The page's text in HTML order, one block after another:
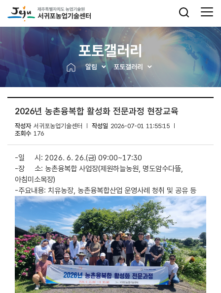
포토갤러리
알림 포토갤러리
2026년 농촌융복합 활성화 전문과정 현장교육
작성자 서귀포농업기술센터 작성일 2026-07-01 11:55:15
조회수 176
-일 시: 2026. 6. 26.(금) 09:00~17:30
-장 소: 농촌융복합 사업장(제원하늘농원, 명도암수다뜰,
아침미소목장)
-주요내용: 치유농장, 농촌융복합산업 운영사례 청취 및 공유 등